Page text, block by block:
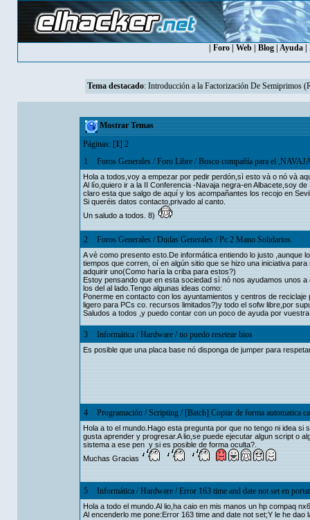
Foro| Web| Blog| Ayuda|
Tema destacado: Introducción a la Factorización De Semiprimos
Mostrar Temas
Páginas: [1] 2
1
Foros Generales/Foro Libre/Busco compañía para el
Hola a todos,voy a empezar por pedir perdón,sì esto và o nó và
Al lío,quiero ir a la II Conferencia -Navaja negra-en Albacete,soy
claro esta que salgo de aquí y los acompañantes los recojo en
Si queréis datos contacto,privado al canto.
Un saludo a todos. 8)
2 Foros Generales/Dudas Generales/Pc 2 Mano Solidarios.
A vè como presento esto.De informática entiendo lo justo ,aunque
tiempos que corren, oí en algún sitio que se hizo una iniciativa
adquirir uno(Como haría la criba para estos?)
Estoy pensando que en esta sociedad sì nó nos ayudamos unos
los del al lado.Tengo algunas ideas como:
Ponerme en contacto con los ayuntamientos y centros de
ligero para PCs co. recursos limitados?)y todo el sofw libre,por
Saludos a todos ,y puedo contar con un poco de ayuda por
3 Informática/Hardware/no puedo resetear bios
Es posible que una placa base nó disponga de jumper para
4 Programación/Scripting/ [Batch] Copiar de forma automatica
Hola a to el mundo.Hago esta pregunta por que no tengo ni idea
gusta aprender y progresar.A lio,se puede ejecutar algun script o
sistema a ese pen y si es posible de forma oculta?.
Muchas Gracias
5 Informática/Hardware/Error 163 time and date not set en
Hola a todo el mundo.Al lio,ha caio en mis manos un hp compaq
Al encenderlo me pone:Error 163 time and date not set;Y le he